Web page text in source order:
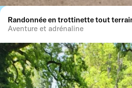
Randonnée en trottinette tout
Aventure et adrénaline